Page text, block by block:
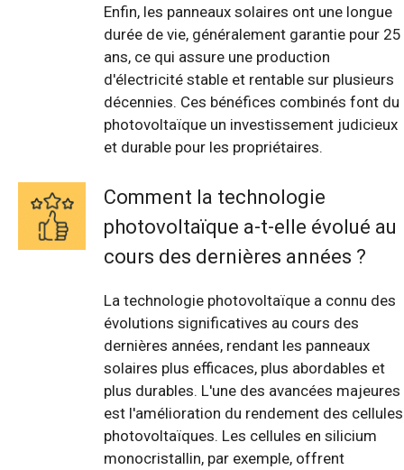
Enfin, les panneaux solaires ont une longue
durée de vie, généralement garantie pour 25
ans, ce qui assure une production
d'électricité stable et rentable sur plusieurs
décennies. Ces bénéfices combinés font du
photovoltaïque un investissement judicieux
et durable pour les propriétaires.
Comment la technologie
photovoltaïque a-t-elle évolué au
cours des dernières années ?
La technologie photovoltaïque a connu des
évolutions significatives au cours des
dernières années, rendant les panneaux
solaires plus efficaces, plus abordables et
plus durables. L'une des avancées majeures
est l'amélioration du rendement des cellules
photovoltaïques. Les cellules en silicium
monocristallin, par exemple, offrent